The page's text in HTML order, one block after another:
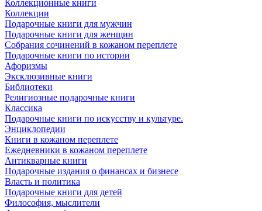
Коллекционные книги
Коллекции
Подарочные книги для мужчин
Подарочные книги для женщин
Собрания сочинений в кожаном переплете
Подарочные книги по истории
Афоризмы
Эксклюзивные книги
Библиотеки
Религиозные подарочные книги
Классика
Подарочные книги по искусству и культуре.
Энциклопедии
Книги в кожаном переплете
Ежедневники в кожаном переплете
Антикварные книги
Подарочные издания о финансах и бизнесе
Власть и политика
Подарочные книги для детей
Философия, мыслители